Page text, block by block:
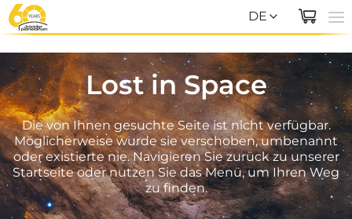
DE
EN
DE
Lost in Space
Die von Ihnen gesuchte Seite ist nicht verfügbar.
Möglicherweise wurde sie verschoben, umbenannt
oder existierte nie. Navigieren Sie zurück zu unserer
Startseite oder nutzen Sie das Menü, um Ihren Weg
zu finden.